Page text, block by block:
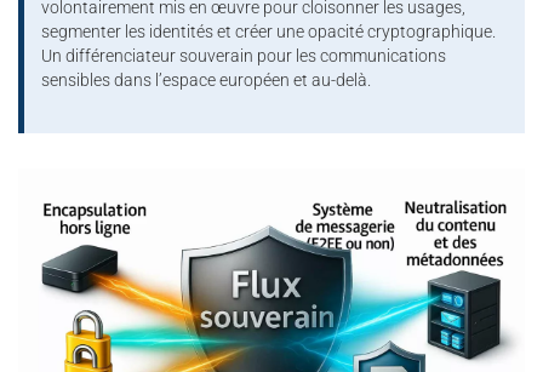
volontairement mis en œuvre pour cloisonner les usages,
segmenter les identités et créer une opacité cryptographique.
Un différenciateur souverain pour les communications
sensibles dans l’espace européen et au-delà.